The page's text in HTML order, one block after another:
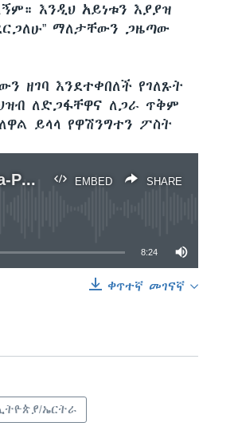
እንዲህ አይነቱን እያያዝ
ማለታቸውን ጋዜጣው
ዘገባ እንደተቀበለች የገለጹት
ለድጋፋቸዋና ለጋራ ጥቅም
ይላላ የዋሽንግተን ፖስት
EMBED SHARE
AMH-af-Ethiopia-Press-Review-6-14-13
8:24
ቀጥተኛ መገናኛ
ኤርትራ